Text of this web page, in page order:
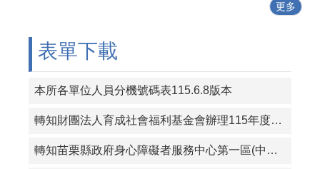
更多
表單下載
本所各單位人員分機號碼表115.6.8版本
轉知財團法人育成社會福利基金會辦理115年度「從CRPD到ISP－專業人員支持身心障礙者積極參與個別化服務計畫研習課程」報名簡章資料
轉知苗栗縣政府身心障礙者服務中心第一區(中華民國珍珠社會福利服務協會承辦)辦理「一家心聚系列宣導活動」第1次活動簡章